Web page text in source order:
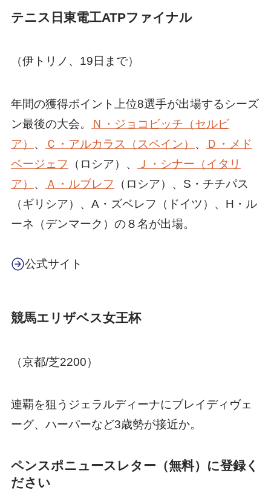
テニス日東電工ATPファイナル
（伊トリノ、19日まで）
年間の獲得ポイント上位8選手が出場するシーズ
ン最後の大会。
Ｎ・ジョコビッチ（セルビ
ア） 、 Ｃ・アルカラス（スペイン） 、
Ｄ・メド
ベージェフ （ロシア）、
Ｊ・シナー（イタリ
ア） 、 Ａ・ルブレフ （ロシア）、S・チチパス
（ギリシア）、A・ズベレフ（ドイツ）、H・ル
ーネ（デンマーク）の８名が出場。
公式サイト
競馬エリザベス女王杯
（京都/芝2200）
連覇を狙うジェラルディーナにブレイディヴェ
ーグ、ハーパーなど3歳勢が接近か。
ペンスポニュースレター（無料）に登録く
ださい